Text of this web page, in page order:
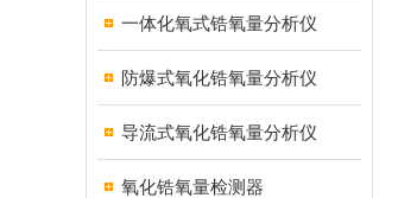
一体化氧式锆氧量分析仪
防爆式氧化锆氧量分析仪
导流式氧化锆氧量分析仪
氧化锆氧量检测器